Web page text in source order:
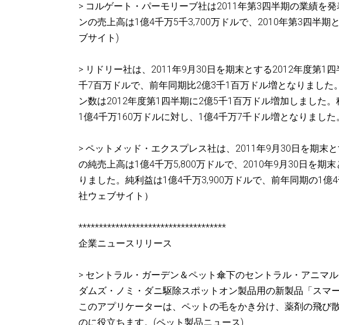
> コルゲート・パーモリーブ社は2011年第3四半期の業績を
ンの売上高は1億4千万5千3,700万ドルで、2010年第3四半期
ブサイト)
> リドリー社は、2011年9月30日を期末とする2012年度第1
千7百万ドルで、前年同期比2億3千1百万ドル増となりまし
ン数は2012年度第1四半期に2億5千1百万ドル増加しました
1億4千万160万ドルに対し、1億4千万7千ドル増となりました
> ペットメッド・エクスプレス社は、2011年9月30日を期末
の純売上高は1億4千万5,800万ドルで、2010年9月30日を期
りました。純利益は1億4千万3,900万ドルで、前年同期の1
社ウェブサイト）
************************************
企業ニュースリリース
> セントラル・ガーデン＆ペット傘下のセントラル・アニマ
ダムズ・ノミ・ダニ駆除スポットオン製品用の新製品「スマ
このアプリケーターは、ペットの毛をかき分け、薬剤の飛び
のに役立ちます。(ペット製品ニュース)